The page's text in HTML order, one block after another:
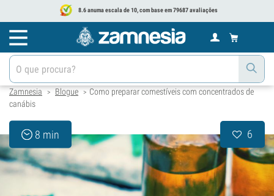
8.6 anuma escala de 10, com base em 79687 avaliações
Zamnesia > Blogue > Como preparar comestíveis com concentrados de
canábis
8 min 6